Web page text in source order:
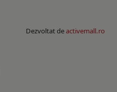
Dezvoltat deactivemall.ro